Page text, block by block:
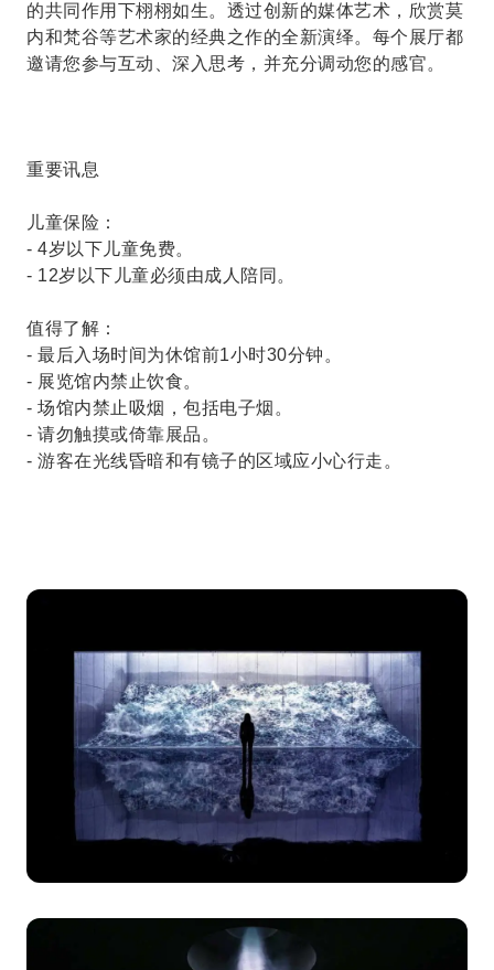
的共同作用下栩栩如生。透过创新的媒体艺术，欣赏莫
内和梵谷等艺术家的经典之作的全新演绎。每个展厅都
邀请您参与互动、深入思考，并充分调动您的感官。
重要讯息
儿童保险：
- 4岁以下儿童免费。
- 12岁以下儿童必须由成人陪同。
值得了解：
- 最后入场时间为休馆前1小时30分钟。
- 展览馆内禁止饮食。
- 场馆内禁止吸烟，包括电子烟。
- 请勿触摸或倚靠展品。
- 游客在光线昏暗和有镜子的区域应小心行走。